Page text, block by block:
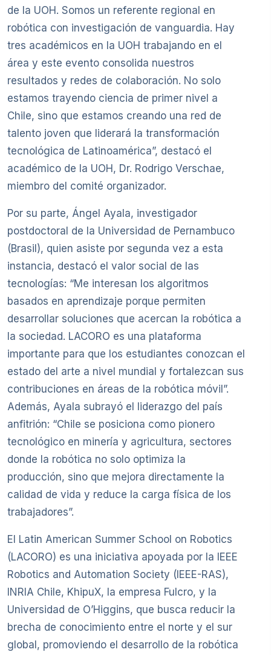
de la UOH. Somos un referente regional en
robótica con investigación de vanguardia. Hay
tres académicos en la UOH trabajando en el
área y este evento consolida nuestros
resultados y redes de colaboración. No solo
estamos trayendo ciencia de primer nivel a
Chile, sino que estamos creando una red de
talento joven que liderará la transformación
tecnológica de Latinoamérica”, destacó el
académico de la UOH, Dr. Rodrigo Verschae,
miembro del comité organizador.
Por su parte, Ángel Ayala, investigador
postdoctoral de la Universidad de Pernambuco
(Brasil), quien asiste por segunda vez a esta
instancia, destacó el valor social de las
tecnologías: “Me interesan los algoritmos
basados en aprendizaje porque permiten
desarrollar soluciones que acercan la robótica a
la sociedad. LACORO es una plataforma
importante para que los estudiantes conozcan el
estado del arte a nivel mundial y fortalezcan sus
contribuciones en áreas de la robótica móvil”.
Además, Ayala subrayó el liderazgo del país
anfitrión: “Chile se posiciona como pionero
tecnológico en minería y agricultura, sectores
donde la robótica no solo optimiza la
producción, sino que mejora directamente la
calidad de vida y reduce la carga física de los
trabajadores”.
El Latin American Summer School on Robotics
(LACORO) es una iniciativa apoyada por la IEEE
Robotics and Automation Society (IEEE-RAS),
INRIA Chile, KhipuX, la empresa Fulcro, y la
Universidad de O’Higgins, que busca reducir la
brecha de conocimiento entre el norte y el sur
global, promoviendo el desarrollo de la robótica